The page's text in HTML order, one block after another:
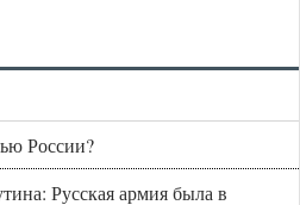
России?
Русская армия была в